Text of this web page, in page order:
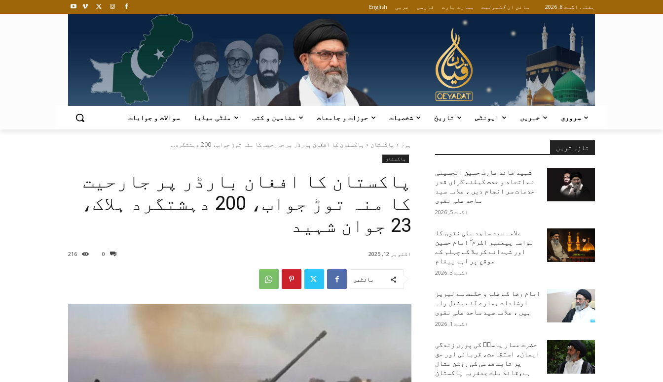
ہفتہ, اگست 8, 2026 سائن ان / شمولیت English عربی فارسی ہمارے بارے
سرورق خبریں ایونٹس تاریخ شخصیات حوزات و جامعات مضامین و کتب ملٹی میڈیا سوالات و جوابات
ہوم پاکستان پاکستان کا افغان بارڈر پر جارحیت کا منہ توڑ جواب، 200 دہشتگرد...
پاکستان
پاکستان کا افغان بارڈر پر جارحیت
کا منہ توڑ جواب، 200 دہشتگرد ہلاک،
23 جوان شہید
0
216 اکتوبر 12, 2025
بانٹیں
تازہ ترین
شہید قائد عارف حسین الحسینی
نے اتحاد و حدت کیلئے گراں قدر
خدمات سر انجام دیں ، علامہ سید
ساجد علی نقوی
اگست 5, 2026
علامہ سید ساجد علی نقوی کا
نواسہ پیغمبر اکرم ۖ امام حسین
اور شہدائے کربلا کے چہلم کے
موقع پر اہم پیغام
اگست 3, 2026
امام رضا کے علم و حکمت سے لبریز
ارشادات ہمارے لئے مشعل راہ
ہیں ، علامہ سید ساجد علی نقوی
اگست 1, 2026
حضرت عمار یاسرؑ کی پوری زندگی
ایمان، استقامت، قربانی اور حق
پر ثابت قدمی کی روشن مثال
ہے،قائد ملت جعفریہ پاکستان